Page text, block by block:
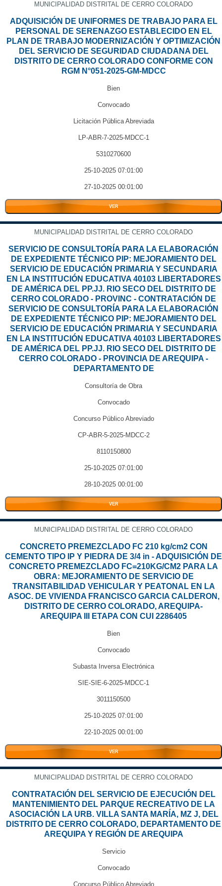
MUNICIPALIDAD DISTRITAL DE CERRO COLORADO
ADQUISICIÓN DE UNIFORMES DE TRABAJO PARA EL
PERSONAL DE SERENAZGO ESTABLECIDO EN EL
PLAN DE TRABAJO MODERNIZACIÓN Y OPTIMIZACIÓN
DEL SERVICIO DE SEGURIDAD CIUDADANA DEL
DISTRITO DE CERRO COLORADO CONFORME CON
RGM N°051-2025-GM-MDCC
Bien
Convocado
Licitación Pública Abreviada
LP-ABR-7-2025-MDCC-1
5310270600
25-10-2025 07:01:00
27-10-2025 00:01:00
VER
MUNICIPALIDAD DISTRITAL DE CERRO COLORADO
SERVICIO DE CONSULTORÍA PARA LA ELABORACIÓN
DE EXPEDIENTE TÉCNICO PIP: MEJORAMIENTO DEL
SERVICIO DE EDUCACIÓN PRIMARIA Y SECUNDARIA
EN LA INSTITUCIÓN EDUCATIVA 40103 LIBERTADORES
DE AMÉRICA DEL PP.JJ. RIO SECO DEL DISTRITO DE
CERRO COLORADO - PROVINC - CONTRATACIÓN DE
SERVICIO DE CONSULTORÍA PARA LA ELABORACIÓN
DE EXPEDIENTE TÉCNICO PIP: MEJORAMIENTO DEL
SERVICIO DE EDUCACIÓN PRIMARIA Y SECUNDARIA
EN LA INSTITUCIÓN EDUCATIVA 40103 LIBERTADORES
DE AMÉRICA DEL PP.JJ. RIO SECO DEL DISTRITO DE
CERRO COLORADO - PROVINCIA DE AREQUIPA -
DEPARTAMENTO DE
Consultoría de Obra
Convocado
Concurso Público Abreviado
CP-ABR-5-2025-MDCC-2
8110150800
25-10-2025 07:01:00
28-10-2025 00:01:00
VER
MUNICIPALIDAD DISTRITAL DE CERRO COLORADO
CONCRETO PREMEZCLADO FC 210 kg/cm2 CON
CEMENTO TIPO IP Y PIEDRA DE 3/4 in - ADQUISICIÓN DE
CONCRETO PREMEZCLADO FC=210KG/CM2 PARA LA
OBRA: MEJORAMIENTO DE SERVICIO DE
TRANSITABILIDAD VEHICULAR Y PEATONAL EN LA
ASOC. DE VIVIENDA FRANCISCO GARCIA CALDERON,
DISTRITO DE CERRO COLORADO, AREQUIPA-
AREQUIPA III ETAPA CON CUI 2286405
Bien
Convocado
Subasta Inversa Electrónica
SIE-SIE-6-2025-MDCC-1
3011150500
25-10-2025 07:01:00
22-10-2025 00:01:00
VER
MUNICIPALIDAD DISTRITAL DE CERRO COLORADO
CONTRATACIÓN DEL SERVICIO DE EJECUCIÓN DEL
MANTENIMIENTO DEL PARQUE RECREATIVO DE LA
ASOCIACIÓN LA URB. VILLA SANTA MARÍA, MZ J, DEL
DISTRITO DE CERRO COLORADO, DEPARTAMENTO DE
AREQUIPA Y REGIÓN DE AREQUIPA
Servicio
Convocado
Concurso Público Abreviado